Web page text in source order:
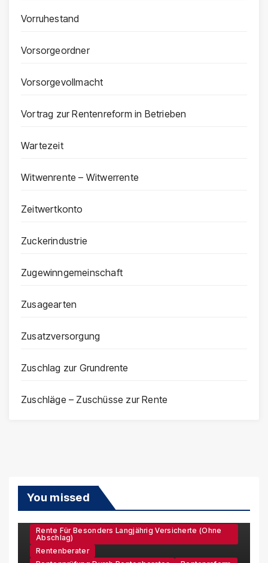
Vorruhestand
Vorsorgeordner
Vorsorgevollmacht
Vortrag zur Rentenreform in Betrieben
Wartezeit
Witwenrente – Witwerrente
Zeitwertkonto
Zuckerindustrie
Zugewinngemeinschaft
Zusagearten
Zusatzversorgung
Zuschlag zur Grundrente
Zuschläge – Zuschüsse zur Rente
You missed
Rente Für Besonders Langjährig Versicherte (ohne
Abschlag)
Rentenberater